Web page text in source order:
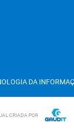
DA
CRIADA POR